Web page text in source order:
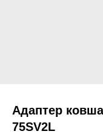
Адаптер
75SV2L